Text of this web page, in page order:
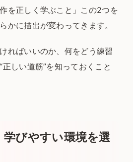
を正しく学ぶこと」 この2つを
かに描出が変わってきます。
ればいいのか、 何をどう練習
正しい道筋”を知っておくこと
学びやすい環境を選